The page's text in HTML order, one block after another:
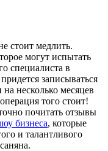
стоит медлить.
могут испытать
специалиста в
записываться
несколько месяцев
того стоит!
почитать отзывы
бизнеса, которые
и талантливого